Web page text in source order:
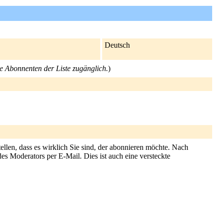
Deutsch
Abonnenten der Liste zugänglich.)
dass es wirklich Sie sind, der abonnieren möchte. Nach
Moderators per E-Mail. Dies ist auch eine versteckte